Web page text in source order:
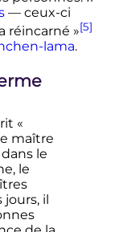
— ceux-ci
réincarné »[5]
lama.
«
maître
le
le
jours, il